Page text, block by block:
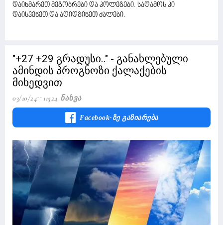
დაიხმარეთ მეგობრები და კოლეგები. საღამოს კი
დაისვენეთ და აღიდგინეთ ძალები.
"+27 +29 გრადუსი.." - განახლებული
ამინდის პროგნოზი ქალაქების
მიხედვით
03/10/24 11524 Ნახვა
Facebook-Ზე Გაზიარება